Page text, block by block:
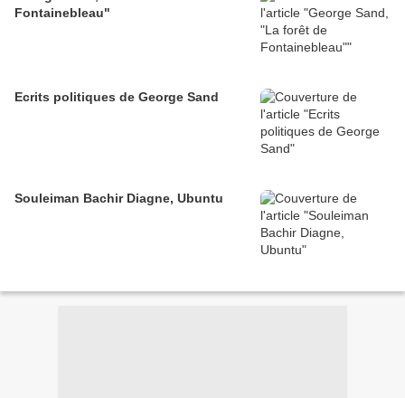
Fontainebleau"
Ecrits politiques de George Sand
Souleiman Bachir Diagne, Ubuntu